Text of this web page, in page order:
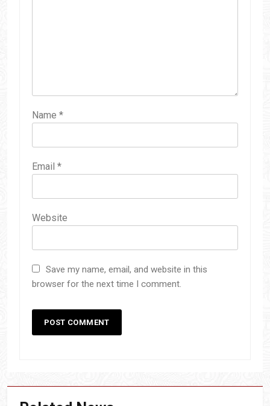
Name *
Email *
Website
Save my name, email, and website in this
browser for the next time I comment.